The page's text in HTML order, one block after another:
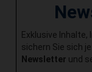
Exklusive Inhalte,
sichern Sie sich
Newsletter und